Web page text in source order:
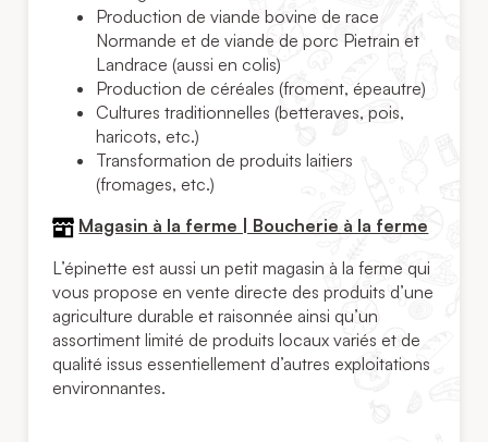
Production de viande bovine de race
Normande et de viande de porc Pietrain et
Landrace (aussi en colis)
Production de céréales (froment, épeautre)
Cultures traditionnelles (betteraves, pois,
haricots, etc.)
Transformation de produits laitiers
(fromages, etc.)
Magasin à la ferme | Boucherie à la ferme
L’épinette est aussi un petit magasin à la ferme qui
vous propose en vente directe des produits d’une
agriculture durable et raisonnée ainsi qu’un
assortiment limité de produits locaux variés et de
qualité issus essentiellement d’autres exploitations
environnantes.